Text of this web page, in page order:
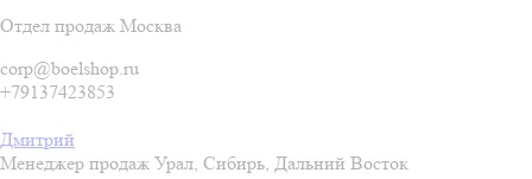
Отдел продаж Москва
corp@boelshop.ru
+79137423853
Дмитрий
Менеджер продаж Урал, Сибирь, Дальний Восток